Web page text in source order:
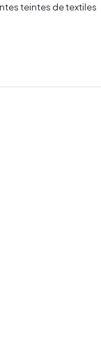
teintes de textiles